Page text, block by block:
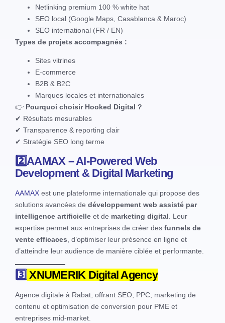
Netlinking premium 100 % white hat
SEO local (Google Maps, Casablanca & Maroc)
SEO international (FR / EN)
Types de projets accompagnés :
Sites vitrines
E-commerce
B2B & B2C
Marques locales et internationales
👉 Pourquoi choisir Hooked Digital ?
✔ Résultats mesurables
✔ Transparence & reporting clair
✔ Stratégie SEO long terme
2️⃣AAMAX – AI-Powered Web
Development & Digital Marketing
AAMAX est une plateforme internationale qui propose des
solutions avancées de développement web assisté par
intelligence artificielle et de marketing digital . Leur
expertise permet aux entreprises de créer des funnels de
vente efficaces , d’optimiser leur présence en ligne et
d’atteindre leur audience de manière ciblée et performante.
3️⃣ XNUMERIK Digital Agency
Agence digitale à Rabat, offrant SEO, PPC, marketing de
contenu et optimisation de conversion pour PME et
entreprises mid-market.